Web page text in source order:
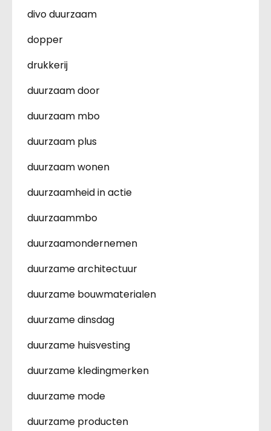
divo duurzaam
dopper
drukkerij
duurzaam door
duurzaam mbo
duurzaam plus
duurzaam wonen
duurzaamheid in actie
duurzaammbo
duurzaamondernemen
duurzame architectuur
duurzame bouwmaterialen
duurzame dinsdag
duurzame huisvesting
duurzame kledingmerken
duurzame mode
duurzame producten